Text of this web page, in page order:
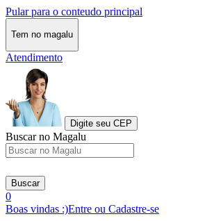
Pular para o conteudo principal
Tem no magalu
Atendimento
Digite seu CEP
Buscar no Magalu
Buscar
0
Boas vindas :)Entre ou Cadastre-se